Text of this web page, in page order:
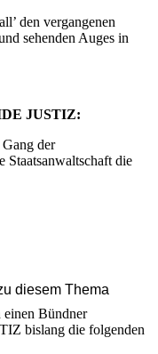
den vergangenen
sehenden Auges in
JUSTIZ:
der
Staatsanwaltschaft die
diesem Thema
Bündner
bislang die folgenden